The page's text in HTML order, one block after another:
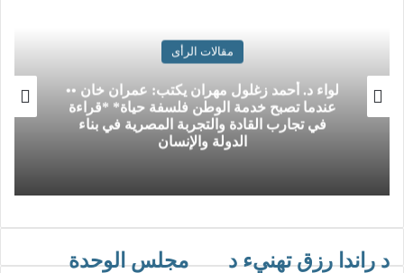
مقالات الرأى
لواء د. أحمد زغلول مهران يكتب: عمران خان ••
عندما تصبح خدمة الوطن فلسفة حياة* *قراءة
في تجارب القادة والتجربة المصرية في بناء
الدولة والإنسان
د راندا رزق تهنيء د
مجلس الوحدة